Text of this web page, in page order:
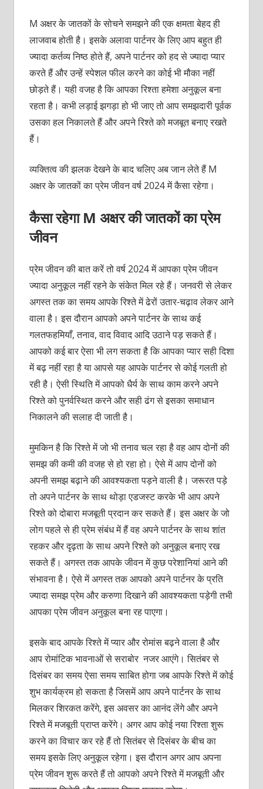
M अक्षर के जातकों के सोचने समझने की एक क्षमता बेहद ही
लाजवाब होती है। इसके अलावा पार्टनर के लिए आप बहुत ही
ज्यादा कर्तव्य निष्ठ होते हैं, अपने पार्टनर को हद से ज्यादा प्यार
करते हैं और उन्हें स्पेशल फील करने का कोई भी मौका नहीं
छोड़ते हैं। यही वजह है कि आपका रिश्ता हमेशा अनुकूल बना
रहता है। कभी लड़ाई झगड़ा हो भी जाए तो आप समझदारी पूर्वक
उसका हल निकालते हैं और अपने रिश्ते को मजबूत बनाए रखते
हैं।
व्यक्तित्व की झलक देखने के बाद चलिए अब जान लेते हैं M
अक्षर के जातकों का प्रेम जीवन वर्ष 2024 में कैसा रहेगा।
कैसा रहेगा M अक्षर की जातकों का प्रेम
जीवन
प्रेम जीवन की बात करें तो वर्ष 2024 में आपका प्रेम जीवन
ज्यादा अनुकूल नहीं रहने के संकेत मिल रहे हैं। जनवरी से लेकर
अगस्त तक का समय आपके रिश्ते में ढेरों उतार-चढ़ाव लेकर आने
वाला है। इस दौरान आपको अपने पार्टनर के साथ कई
गलतफहमियाँ, तनाव, वाद विवाद आदि उठाने पड़ सकते हैं।
आपको कई बार ऐसा भी लग सकता है कि आपका प्यार सही दिशा
में बढ़ नहीं रहा है या आपसे यह आपके पार्टनर से कोई गलती हो
रही है। ऐसी स्थिति में आपको धैर्य के साथ काम करने अपने
रिश्ते को पुनर्वस्थित करने और सही ढंग से इसका समाधान
निकालने की सलाह दी जाती है।
मुमकिन है कि रिश्ते में जो भी तनाव चल रहा है वह आप दोनों की
समझ की कमी की वजह से हो रहा हो। ऐसे में आप दोनों को
अपनी समझ बढ़ाने की आवश्यकता पड़ने वाली है। जरूरत पड़े
तो अपने पार्टनर के साथ थोड़ा एडजस्ट करके भी आप अपने
रिश्ते को दोबारा मजबूती प्रदान कर सकते हैं। इस अक्षर के जो
लोग पहले से ही प्रेम संबंध में हैं वह अपने पार्टनर के साथ शांत
रहकर और दृढ़ता के साथ अपने रिश्ते को अनुकूल बनाए रख
सकते हैं। अगस्त तक आपके जीवन में कुछ परेशानियां आने की
संभावना है। ऐसे में अगस्त तक आपको अपने पार्टनर के प्रति
ज्यादा समझ प्रेम और करुणा दिखाने की आवश्यकता पड़ेगी तभी
आपका प्रेम जीवन अनुकूल बना रह पाएगा।
इसके बाद आपके रिश्ते में प्यार और रोमांस बढ़ने वाला है और
आप रोमांटिक भावनाओं से सराबोर नजर आएंगे। सितंबर से
दिसंबर का समय ऐसा समय साबित होगा जब आपके रिश्ते में कोई
शुभ कार्यक्रम हो सकता है जिसमें आप अपने पार्टनर के साथ
मिलकर शिरकत करेंगे, इस अवसर का आनंद लेंगे और अपने
रिश्ते में मजबूती प्राप्त करेंगे। अगर आप कोई नया रिश्ता शुरू
करने का विचार कर रहे हैं तो सितंबर से दिसंबर के बीच का
समय इसके लिए अनुकूल रहेगा। इस दौरान अगर आप अपना
प्रेम जीवन शुरू करते हैं तो आपको अपने रिश्ते में मजबूती और